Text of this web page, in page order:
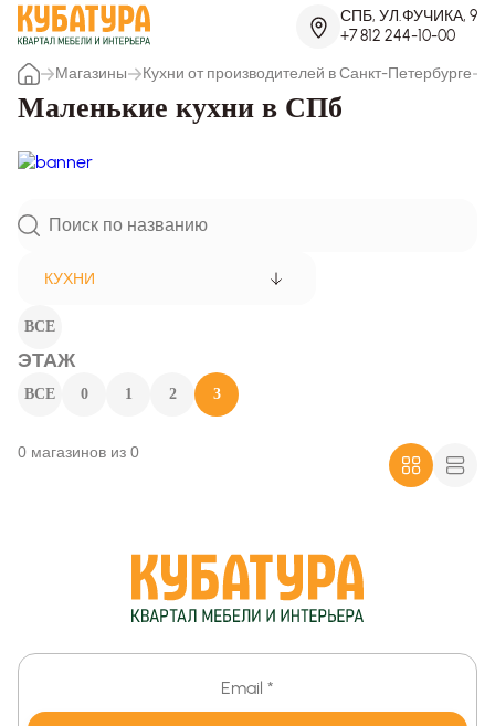
СПБ, УЛ.ФУЧИКА, 9
+7 812 244-10-00
Магазины
Кухни от производителей в Санкт-Петербурге
Маленькие кухни в СПб
КУХНИ
ВСЕ
ЭТАЖ
ВСЕ 0 1 2 3
0 магазинов из 0